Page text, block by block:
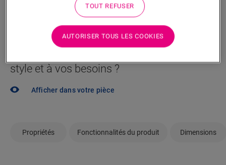
RECHERCHER
style et à vos besoins ?
Afficher dans votre pièce
Propriétés Fonctionnalités du produit Dimensions
TOUT REFUSER
AUTORISER TOUS LES COOKIES